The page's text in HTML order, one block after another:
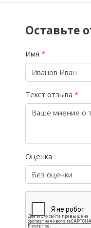
Оставьте
Имя *
Текст отзыва *
Оценка